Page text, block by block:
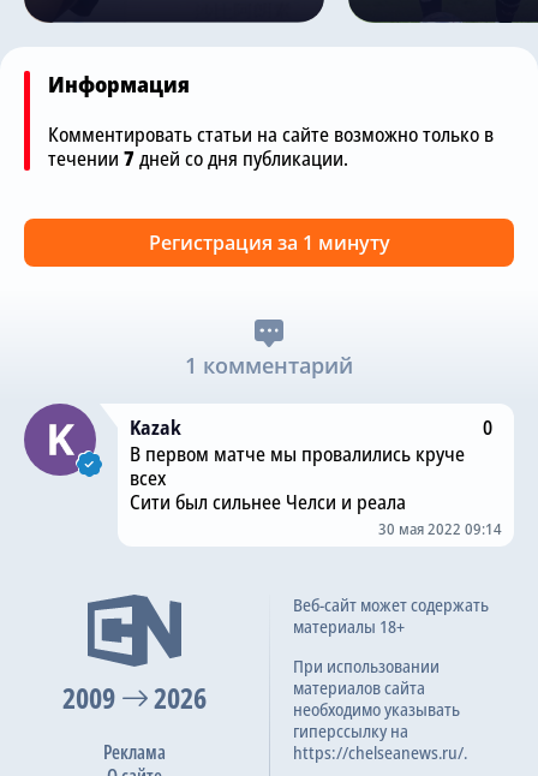
Информация
Комментировать статьи на сайте возможно только в
течении 7дней со дня публикации.
Регистрация за 1 минуту
1 комментарий
Kazak
0
В первом матче мы провалились круче
всех
Сити был сильнее Челси и реала
30 мая 2022 09:14
2009 2026
Реклама
Веб-сайт может содержать
материалы 18+
При использовании
материалов сайта
необходимо указывать
гиперссылку на
https://chelseanews.ru/.